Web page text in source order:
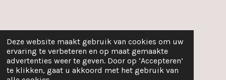
Deze website maakt gebruik van cookies om uw
ervaring te verbeteren en op maat gemaakte
advertenties weer te geven. Door op ‘Accepteren’
te klikken, gaat u akkoord met het gebruik van